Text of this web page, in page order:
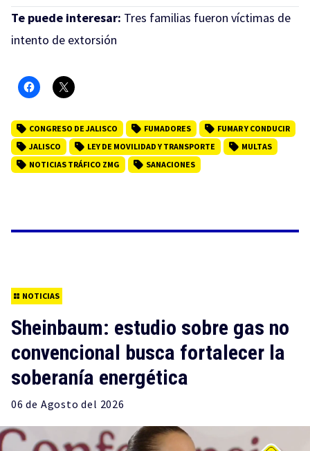
Te puede interesar: Tres familias fueron víctimas de
intento de extorsión
CONGRESO DE JALISCO FUMADORES
FUMAR Y CONDUCIR
JALISCO
LEY DE MOVILIDAD Y TRANSPORTE
MULTAS
NOTICIAS TRÁFICO ZMG
SANACIONES
NOTICIAS
Sheinbaum: estudio sobre gas no
convencional busca fortalecer la
soberanía energética
06 de Agosto del 2026